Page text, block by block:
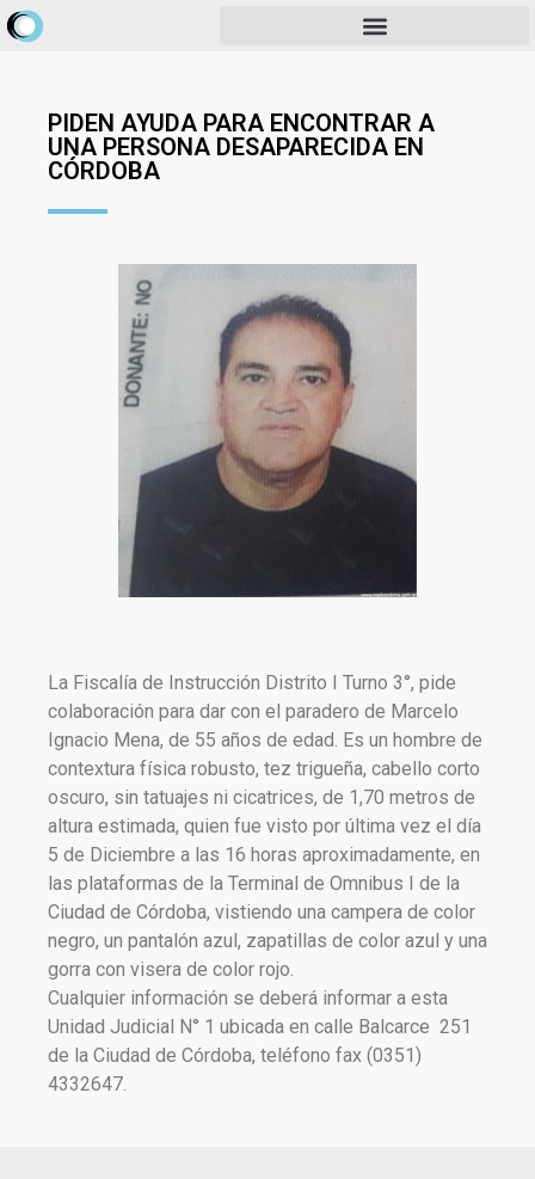
PIDEN AYUDA PARA ENCONTRAR A
UNA PERSONA DESAPARECIDA EN
CÓRDOBA
La Fiscalía de Instrucción Distrito I Turno 3°, pide
colaboración para dar con el paradero de Marcelo
Ignacio Mena, de 55 años de edad. Es un hombre de
contextura física robusto, tez trigueña, cabello corto
oscuro, sin tatuajes ni cicatrices, de 1,70 metros de
altura estimada, quien fue visto por última vez el día
5 de Diciembre a las 16 horas aproximadamente, en
las plataformas de la Terminal de Omnibus I de la
Ciudad de Córdoba, vistiendo una campera de color
negro, un pantalón azul, zapatillas de color azul y una
gorra con visera de color rojo.
Cualquier información se deberá informar a esta
Unidad Judicial N° 1 ubicada en calle Balcarce 251
de la Ciudad de Córdoba, teléfono fax (0351)
4332647.